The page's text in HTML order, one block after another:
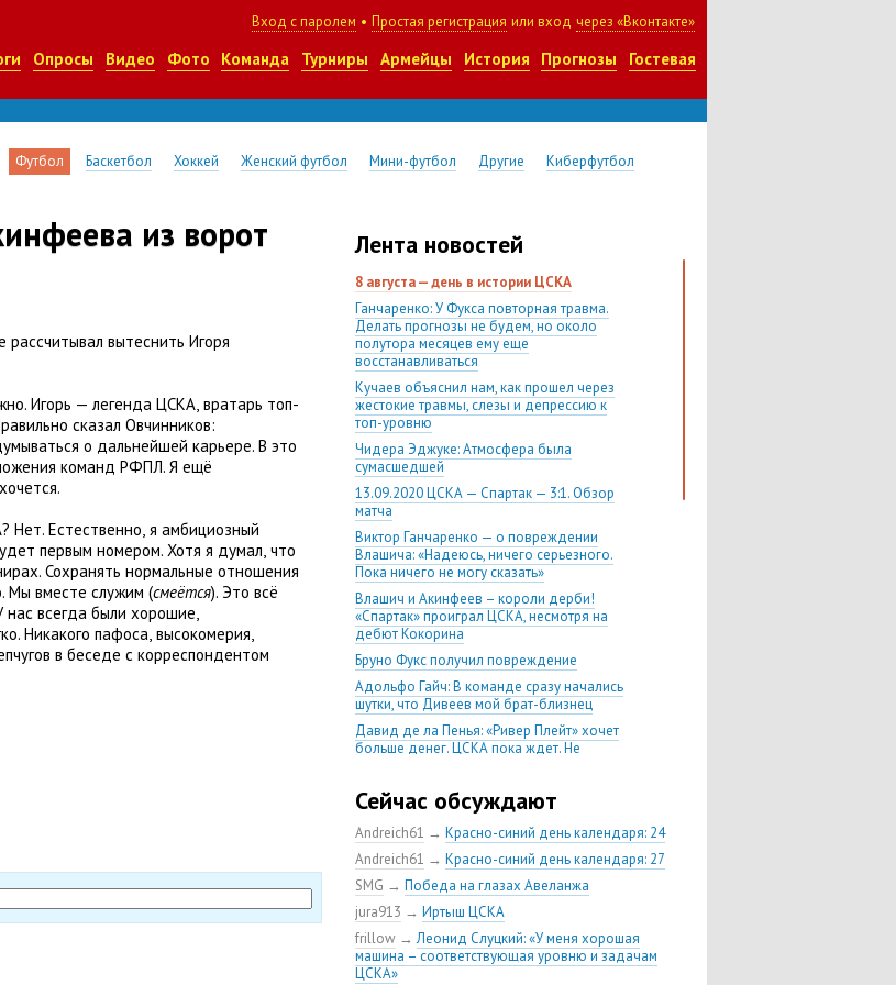
Вход с паролем • Простая регистрация или вход через «Вконтакте»
Опросы Видео Фото Команда Турниры Армейцы История Прогнозы Гостевая
Футбол Баскетбол Хоккей Женский футбол Мини-футбол Другие Киберфутбол
из ворот
рассчитывал вытеснить Игоря
Игорь — легенда ЦСКА, вратарь топ-
сказал Овчинников:
о дальнейшей карьере. В это
команд РФПЛ. Я ещё
Нет. Естественно, я амбициозный
первым номером. Хотя я думал, что
Сохранять нормальные отношения
Мы вместе служим (смеётся). Это всё
нас всегда были хорошие,
Никакого пафоса, высокомерия,
в беседе с корреспондентом
Лента новостей
8 августа — день в истории ЦСКА
Ганчаренко: У Фукса повторная травма.
Делать прогнозы не будем, но около
полутора месяцев ему еще
восстанавливаться
Кучаев объяснил нам, как прошел через
жестокие травмы, слезы и депрессию к
топ-уровню
Чидера Эджуке: Атмосфера была
сумасшедшей
13.09.2020 ЦСКА — Спартак — 3:1. Обзор
матча
Виктор Ганчаренко — о повреждении
Влашича: «Надеюсь, ничего серьезного.
Пока ничего не могу сказать»
Влашич и Акинфеев – короли дерби!
«Спартак» проиграл ЦСКА, несмотря на
дебют Кокорина
Бруно Фукс получил повреждение
Адольфо Гайч: В команде сразу начались
шутки, что Дивеев мой брат-близнец
Давид де ла Пенья: «Ривер Плейт» хочет
больше денег. ЦСКА пока ждет. Не
08.08.2020 Химки — ЦСКА — 0:2. Обзор
матча
Первый матч сезона в РПЛ —
увереннейшая победа ЦСКА. Гончаренко
выпустил 11 россиян в старте
Ганчаренко — о Гайче: «Если покупаем за
большие деньги, значит, рассчитываем как
на основного форварда»
Ганчаренко: «Влашича сложно заменить,
но Кучаеву и Дзагоеву сегодня это
Сейчас обсуждают
Andreich61 → Красно-синий день календаря: 24
Andreich61 → Красно-синий день календаря: 27
SMG → Победа на глазах Авеланжа
jura913 → Иртыш ЦСКА
frillow →Леонид Слуцкий: «У меня хорошая
машина – соответствующая уровню и задачам
ЦСКА»